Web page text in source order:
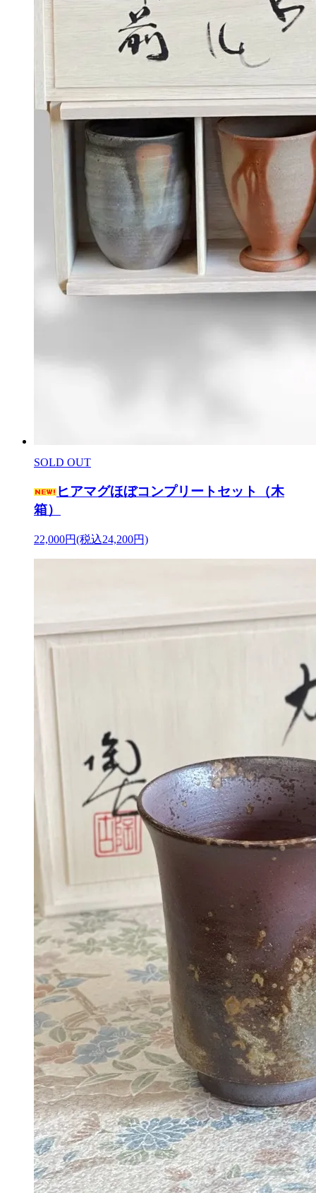
SOLD OUT
ヒアマグほぼコンプリートセット（木
箱）
22,000円(税込24,200円)